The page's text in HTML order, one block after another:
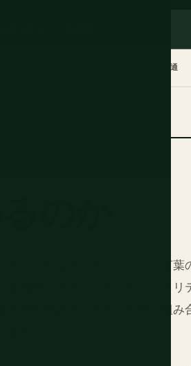
交通
のか
。それはマーケティングの言葉
通網、本当に温かいホスピタリ
観光客詐欺の完全な不在の組み
す。